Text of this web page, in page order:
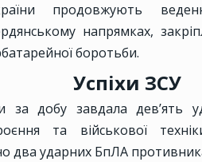
продовжують
напрямках,
боротьби.
Успіхи ЗСУ
за добу завдала дев’ять
та військової
два ударних БпЛА